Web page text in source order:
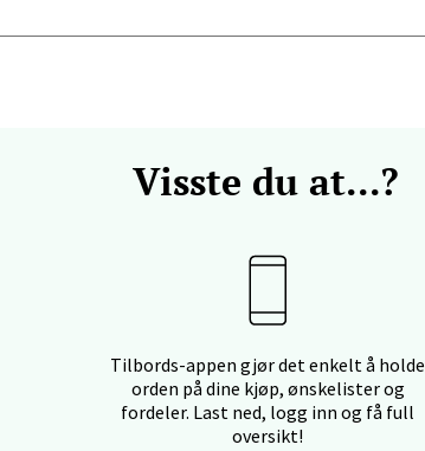
Visste du at...?
Tilbords-appen gjør det enkelt å holde
orden på dine kjøp, ønskelister og
fordeler. Last ned, logg inn og få full
oversikt!
16, 4016 Stavanger
og Sandnes - Kvadrat
- Thon Senter Lagunen